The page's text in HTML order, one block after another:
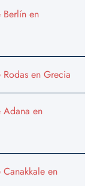
en
en Grecia
en
en